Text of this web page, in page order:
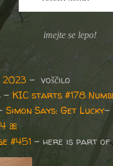
imejte se lepo!
- voščilo
- KIC starts #178
Simon Says: Get Lucky-
🎀
#451 - here is part of